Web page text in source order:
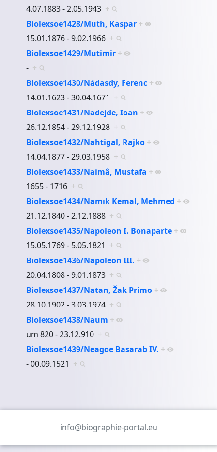
4.07.1883 - 2.05.1943 +
Biolexsoe1428/Muth, Kaspar +
15.01.1876 - 9.02.1966 +
Biolexsoe1429/Mutimir +
- +
Biolexsoe1430/Nádasdy, Ferenc +
14.01.1623 - 30.04.1671 +
Biolexsoe1431/Nadejde, Ioan +
26.12.1854 - 29.12.1928 +
Biolexsoe1432/Nahtigal, Rajko +
14.04.1877 - 29.03.1958 +
Biolexsoe1433/Naimâ, Mustafa +
1655 - 1716 +
Biolexsoe1434/Namık Kemal, Mehmed +
21.12.1840 - 2.12.1888 +
Biolexsoe1435/Napoleon I. Bonaparte +
15.05.1769 - 5.05.1821 +
Biolexsoe1436/Napoleon III. +
20.04.1808 - 9.01.1873 +
Biolexsoe1437/Natan, Žak Primo +
28.10.1902 - 3.03.1974 +
Biolexsoe1438/Naum +
um 820 - 23.12.910 +
Biolexsoe1439/Neagoe Basarab IV. +
- 00.09.1521 +
info@biographie-portal.eu